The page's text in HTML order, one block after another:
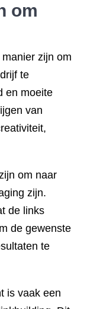
om
zijn om
te
en moeite
van
om naar
zijn.
de links
de gewenste
te
is vaak een